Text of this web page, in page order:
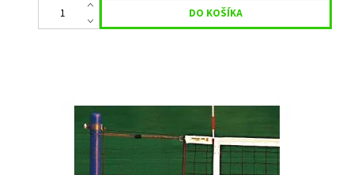
oceľové lanko s poťahom PVC 5 mm a dĺžke 13,5m, sieť je obšitá
polypropylénovým pruhom v hornej časti šírky 75 mm, v dolnej
časti šírky 50mm, dolný a horný popruh je 4 x prešitý,...